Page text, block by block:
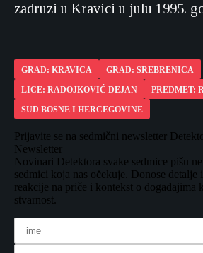
zadruzi u Kravici u julu 1995.
GRAD: KRAVICA
GRAD: SREBRENICA
LICE: RADOJKOVIĆ DEJAN
PREDMET:
SUD BOSNE I HERCEGOVINE
Prijavite se na sedmični newsletter
Newsletter
Novinari Detektora svake sedmice pišu
sedmici koja nas očekuje. Donose detalje
reakcije na priče i kontekst o događajima
stvarnost.